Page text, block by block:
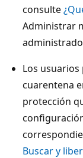
consulte
Administrar
Los
cuarentena
protección
Buscar y